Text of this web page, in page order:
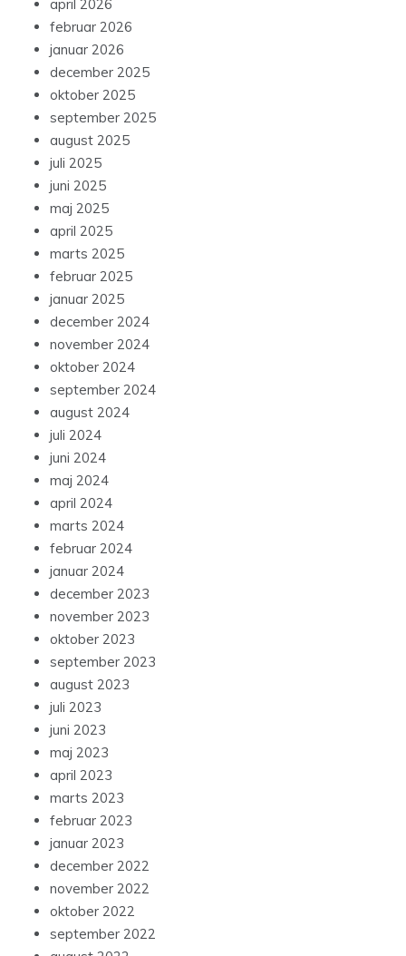
april 2026
februar 2026
januar 2026
december 2025
oktober 2025
september 2025
august 2025
juli 2025
juni 2025
maj 2025
april 2025
marts 2025
februar 2025
januar 2025
december 2024
november 2024
oktober 2024
september 2024
august 2024
juli 2024
juni 2024
maj 2024
april 2024
marts 2024
februar 2024
januar 2024
december 2023
november 2023
oktober 2023
september 2023
august 2023
juli 2023
juni 2023
maj 2023
april 2023
marts 2023
februar 2023
januar 2023
december 2022
november 2022
oktober 2022
september 2022